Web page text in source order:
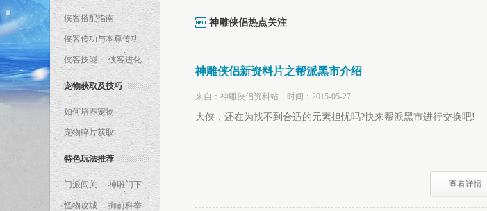
侠客搭配指南
侠客传功与本尊传功
侠客技能 侠客进化
宠物获取及技巧
如何培养宠物
宠物碎片获取
特色玩法推荐
门派闯关 神雕门下
怪物攻城 御前科举
神雕侠侣热点关注
神雕侠侣新资料片之帮派黑市介绍
来自：神雕侠侣资料站 时间：2015-05-27
大侠，还在为找不到合适的元素担忧吗?快来帮派黑市进行交换吧!
查看详情